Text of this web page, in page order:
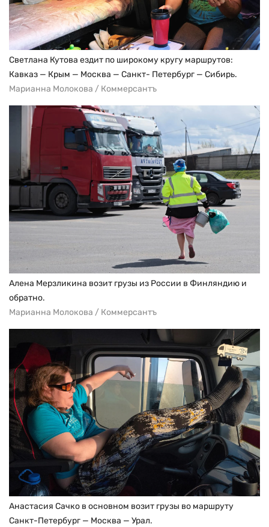
Светлана Кутова ездит по широкому кругу маршрутов:
Кавказ — Крым — Москва — Санкт- Петербург — Сибирь.
Марианна Молокова / Коммерсантъ
Алена Мерзликина возит грузы из России в Финляндию и
обратно.
Марианна Молокова / Коммерсантъ
Анастасия Сачко в основном возит грузы во маршруту
Санкт-Петербург — Москва — Урал.